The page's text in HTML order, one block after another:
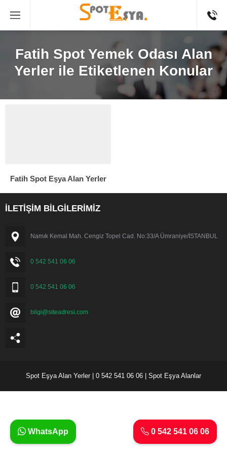
Fatih Spot Yemek Odası Alan
Yerler ile Etiketlenen Konular
Fatih Spot Eşya Alan Yerler
İLETİŞİM BİLGİLERİMİZ
Namık Kemal Mah. Cengiz Topel Cad. No:33/A Ümraniye/İSTANBUL
0 542 541 06 06
0 542 541 06 06
bilgi@siteadresi.com
Spot Eşya Alan Yerler | 0 542 541 06 06 | Spot Eşya Alanlar
0 542 541 06 06
WhatsApp